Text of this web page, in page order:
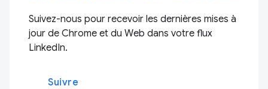
Suivez-nous pour recevoir les dernières mises à
jour de Chrome et du Web dans votre flux
LinkedIn.
Suivre